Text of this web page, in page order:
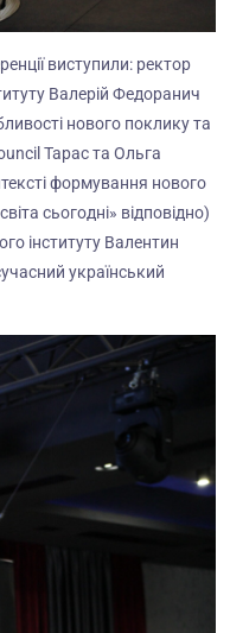
виступили: ректор
Валерій Федоранич
нового поклику та
Тарас та Ольга
формування нового
сьогодні» відповідно)
інституту Валентин
український